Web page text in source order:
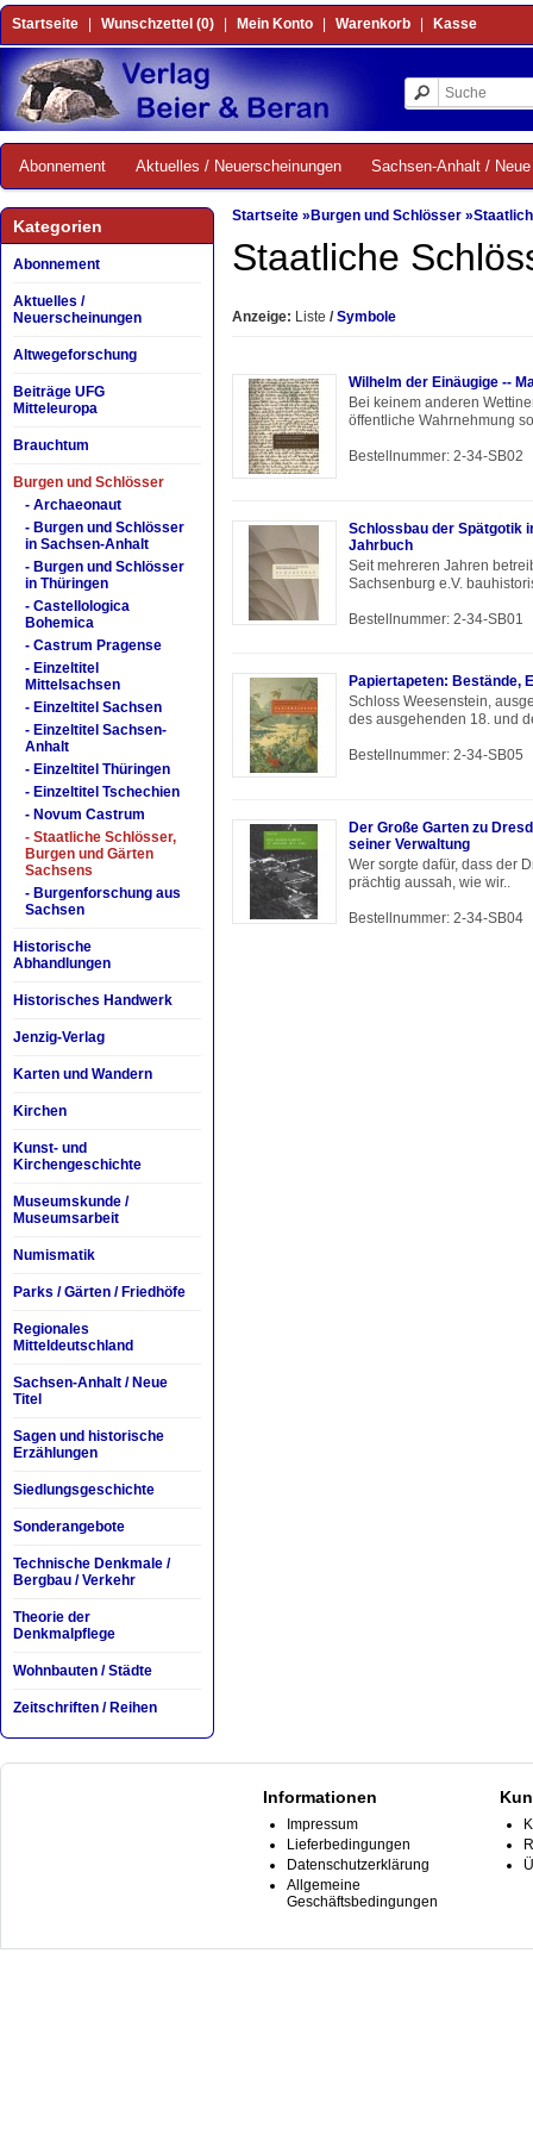
Startseite Wunschzettel (0) Mein Konto Warenkorb Kasse
Abonnement Aktuelles / Neuerscheinungen Sachsen-Anhalt /
Kategorien
Abonnement
Aktuelles /
Neuerscheinungen
Altwegeforschung
Beiträge UFG
Mitteleuropa
Brauchtum
Burgen und Schlösser
- Archaeonaut
- Burgen und Schlösser
in Sachsen-Anhalt
- Burgen und Schlösser
in Thüringen
- Castellologica
Bohemica
- Castrum Pragense
- Einzeltitel
Mittelsachsen
- Einzeltitel Sachsen
- Einzeltitel Sachsen-
Anhalt
- Einzeltitel Thüringen
- Einzeltitel Tschechien
- Novum Castrum
- Staatliche Schlösser,
Burgen und Gärten
Sachsens
- Burgenforschung aus
Sachsen
Historische
Abhandlungen
Historisches Handwerk
Jenzig-Verlag
Karten und Wandern
Kirchen
Kunst- und
Kirchengeschichte
Museumskunde /
Museumsarbeit
Numismatik
Parks / Gärten / Friedhöfe
Regionales
Mitteldeutschland
Sachsen-Anhalt / Neue
Titel
Sagen und historische
Erzählungen
Siedlungsgeschichte
Sonderangebote
Technische Denkmale /
Bergbau / Verkehr
Theorie der
Denkmalpflege
Wohnbauten / Städte
Zeitschriften / Reihen
Startseite » Burgen und Schlösser »
Staatliche
Anzeige: Liste / Symbole
Wilhelm der Einäugige --
Bei keinem anderen
öffentliche Wahrnehmung
Bestellnummer: 2-34-SB02
Schlossbau der Spätgotik
Jahrbuch
Seit mehreren Jahren
Sachsenburg e.V.
Bestellnummer: 2-34-SB01
Papiertapeten: Bestände,
Schloss Weesenstein,
des ausgehenden 18. und
Bestellnummer: 2-34-SB05
Der Große Garten zu
seiner Verwaltung
Wer sorgte dafür, dass der
prächtig aussah, wie wir..
Bestellnummer: 2-34-SB04
Informationen
Impressum
Lieferbedingungen
Datenschutzerklärung
Allgemeine
Geschäftsbedingungen